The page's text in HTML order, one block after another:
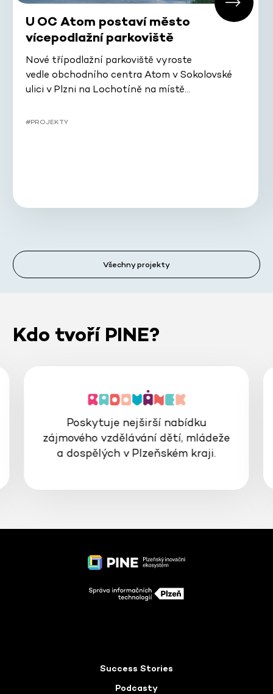
U OC Atom postaví město
vícepodlažní parkoviště
Nové třípodlažní parkoviště vyroste
vedle obchodního centra Atom v Sokolovské
ulici v Plzni na Lochotíně na místě…
#PROJEKTY
Všechny projekty
Kdo tvoří PINE?
Poskytuje nejširší nabídku
zájmového vzdělávání dětí, mládeže
a dospělých v Plzeňském kraji.
Success Stories
Podcasty